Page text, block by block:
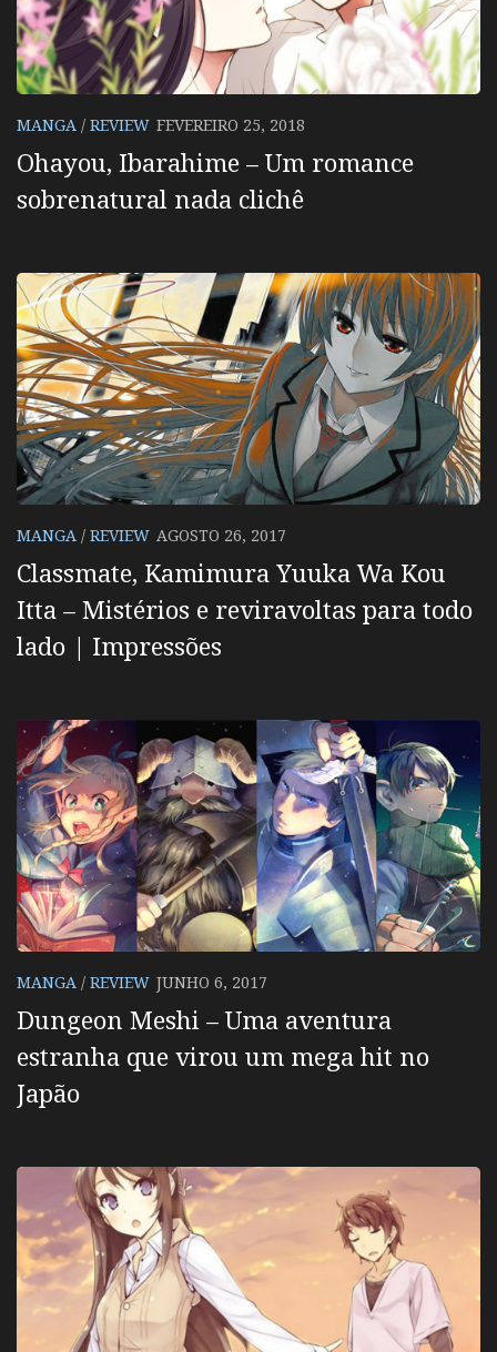
MANGA / REVIEW FEVEREIRO 25, 2018
Ohayou, Ibarahime – Um romance
sobrenatural nada clichê
MANGA / REVIEW AGOSTO 26, 2017
Classmate, Kamimura Yuuka Wa Kou
Itta – Mistérios e reviravoltas para todo
lado | Impressões
MANGA / REVIEW JUNHO 6, 2017
Dungeon Meshi – Uma aventura
estranha que virou um mega hit no
Japão